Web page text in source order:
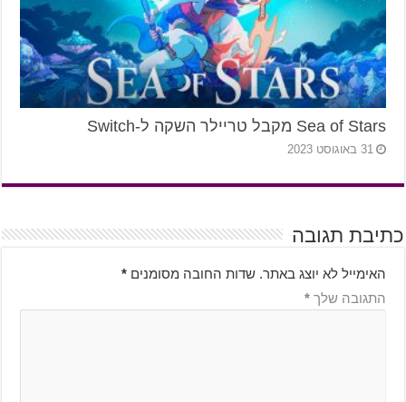
Sea of Stars מקבל טריילר השקה ל-Switch
31 באוגוסט 2023
כתיבת תגובה
האימייל לא יוצג באתר. שדות החובה מסומנים *
התגובה שלך *